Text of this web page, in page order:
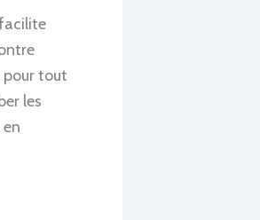
pour tout
les